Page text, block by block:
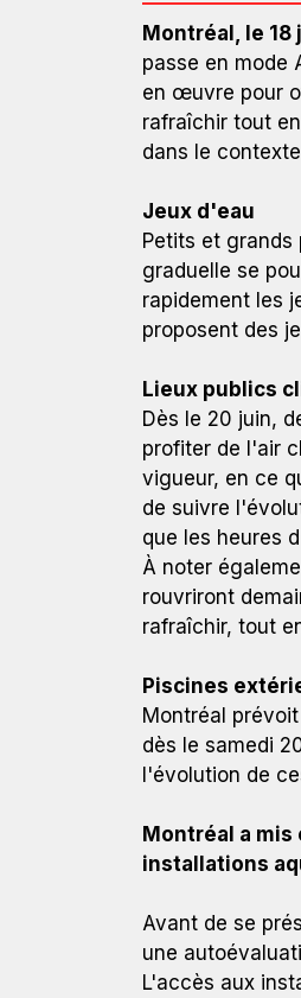
Montréal a mis en
de façon
Montréal, le 18
passe en mode
en œuvre pour
rafraîchir tout
dans le
Jeux d'eau
Petits et
graduelle se
rapidement les
proposent des
Lieux publics
Dès le 20 juin,
profiter de l'air
vigueur, en ce
de suivre
que les heures
À noter
rouvriront
rafraîchir, tout
Piscines
Montréal
dès le samedi
l'évolution de
Montréal a
installations
Avant de se
une
L'accès aux